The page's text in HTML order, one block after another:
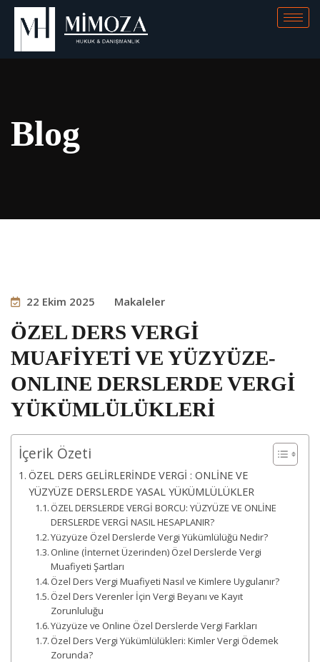
Blog
22 Ekim 2025 Makaleler
ÖZEL DERS VERGİ
MUAFİYETİ VE YÜZYÜZE-
ONLINE DERSLERDE VERGİ
YÜKÜMLÜLÜKLERİ
İçerik Özeti
ÖZEL DERS GELİRLERİNDE VERGİ : ONLİNE VE
YÜZYÜZE DERSLERDE YASAL YÜKÜMLÜLÜKLER
ÖZEL DERSLERDE VERGİ BORCU: YÜZYÜZE VE ONLİNE
DERSLERDE VERGİ NASIL HESAPLANIR?
Yüzyüze Özel Derslerde Vergi Yükümlülüğü Nedir?
Online (İnternet Üzerinden) Özel Derslerde Vergi
Muafiyeti Şartları
Özel Ders Vergi Muafiyeti Nasıl ve Kimlere Uygulanır?
Özel Ders Verenler İçin Vergi Beyanı ve Kayıt
Zorunluluğu
Yüzyüze ve Online Özel Derslerde Vergi Farkları
Özel Ders Vergi Yükümlülükleri: Kimler Vergi Ödemek
Zorunda?